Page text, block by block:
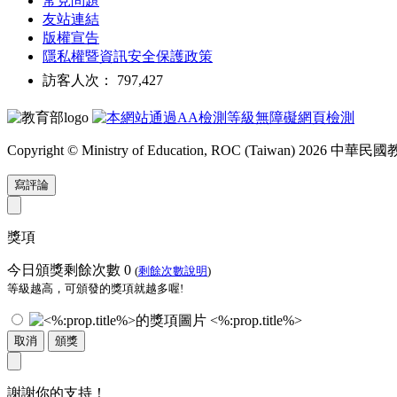
友站連結
版權宣告
隱私權暨資訊安全保護政策
訪客人次： 797,427
Copyright © Ministry of Education, ROC (Taiwan) 2026 中華民國
寫評論
獎項
今日頒獎剩餘次數 0 (剩餘次數說明)
等級越高，可頒發的獎項就越多喔!
<%:prop.title%>
取消 頒獎
謝謝你的支持！